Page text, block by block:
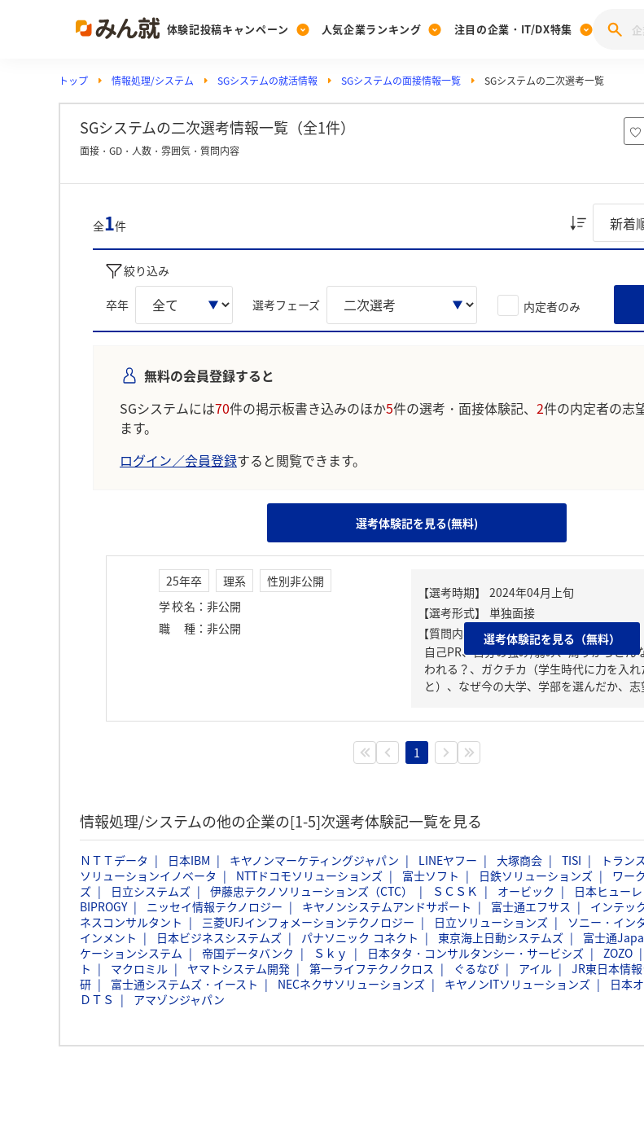
体験記投稿キャンペーン
Post
投稿する
[27卒] 本選考体験記投稿キャンペーン
人気企業ランキング
Ranking
ランキングを見る
Vote
注目の企業・IT/DX特集
PickUp
注目の企業特集
トップ 情報処理/システム SGシステムの就活情報 SGシステムの面接情報一覧 SGシステムの二次選考一覧
SGシステムの二次選考情報一覧（全1件）
面接・GD・人数・雰囲気・質問内容
全1件
絞り込み
卒年 選考フェーズ 内定者のみ
無料の会員登録すると
SGシステムには70件の掲示板書き込みのほか5件の選考・面接体験記、 2件の内定者の志
ます。
ログイン／会員登録すると閲覧できます。
選考体験記を見る(無料)
25年卒 理系
性別非公開
学校名 ： 非公開
職種 ： 非公開
【質問内容・課題】
自己PR、自分の強み/弱み、周りからどん
われる？、ガクチカ（学生時代に力を入れ
と）、なぜ今の大学、学部を選んだか、志
選考体験記を見る（無料）
1
情報処理/システムの他の企業の[1-5]次選考体験記一覧を見る
ＮＴＴデータ 日本IBM キヤノンマーケティングジャパン LINEヤフー 大塚商会 TISI トラン
ソリューションイノベータ
NTTドコモソリューションズ 富士ソフト 日鉄ソリューションズ
ワー
ズ
日立システムズ 伊藤忠テクノソリューションズ（CTC） ＳＣＳＫ オービック
日本ヒュー
BIPROGY
ニッセイ情報テクノロジー キヤノンシステムアンドサポート 富士通エフサス インテッ
ネスコンサルタント
三菱UFJインフォメーションテクノロジー 日立ソリューションズ
ソニー・イン
インメント
日本ビジネスシステムズ パナソニック コネクト 東京海上日動システムズ 富士通
ケーションシステム
帝国データバンク Ｓｋｙ 日本タタ・コンサルタンシー・サービシズ ZOZO
ト
マクロミル ヤマトシステム開発 第一ライフテクノクロス ぐるなび アイル JR東日本情
研
富士通システムズ・イースト NECネクサソリューションズ キヤノンITソリューションズ 日本
ＤＴＳ
アマゾンジャパン